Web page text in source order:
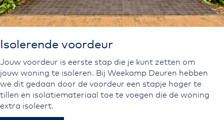
Isolerende voordeur
Jouw voordeur is eerste stap die je kunt zetten om
jouw woning te isoleren. Bij Weekamp Deuren hebben
we dit gedaan door de voordeur een stapje hoger te
tillen en isolatiemateriaal toe te voegen die de woning
extra isoleert.